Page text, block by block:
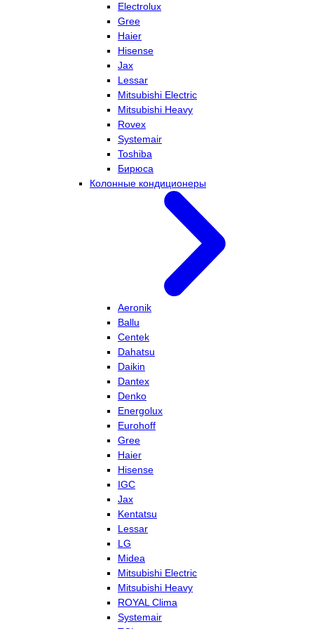
Electrolux
Gree
Haier
Hisense
Jax
Lessar
Mitsubishi Electric
Mitsubishi Heavy
Rovex
Systemair
Toshiba
Бирюса
Колонные кондиционеры
Aeronik
Ballu
Centek
Dahatsu
Daikin
Dantex
Denko
Energolux
Eurohoff
Gree
Haier
Hisense
IGC
Jax
Kentatsu
Lessar
LG
Midea
Mitsubishi Electric
Mitsubishi Heavy
ROYAL Clima
Systemair